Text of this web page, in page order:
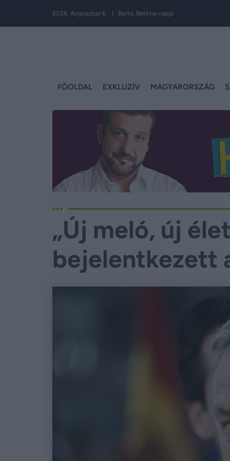
2026. Augusztus 6. | Berta, Bettina napja
FŐOLDAL EXKLUZÍV MAGYARORSZÁG
„Új meló, új
bejelentkezett